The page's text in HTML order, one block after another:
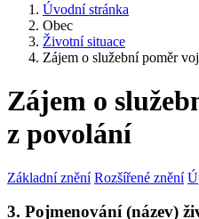
Úvodní stránka
Obec
Životní situace
Zájem o služební poměr
Zájem o
z povolání
Základní znění Rozšířené znění
3. Pojmenování (název)